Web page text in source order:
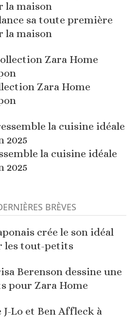
sa toute première
la maison
Zara Home
la cuisine idéale
2025
BRÈVES
crée le son idéal
les tout-petits
Berenson dessine une
pour Zara Home
Lo et Ben Affleck à